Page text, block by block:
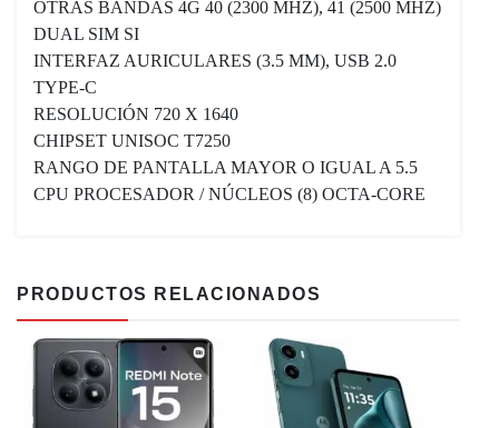
OTRAS BANDAS 4G 40 (2300 MHZ), 41 (2500 MHZ)
DUAL SIM SI
INTERFAZ AURICULARES (3.5 MM), USB 2.0
TYPE-C
RESOLUCIÓN 720 X 1640
CHIPSET UNISOC T7250
RANGO DE PANTALLA MAYOR O IGUAL A 5.5
CPU PROCESADOR / NÚCLEOS (8) OCTA-CORE
PRODUCTOS RELACIONADOS